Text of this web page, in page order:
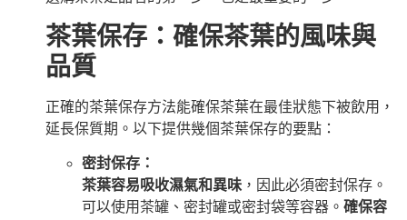
茶葉保存：確保茶葉的風味與
品質
正確的茶葉保存方法能確保茶葉在最佳狀態下被飲用，
延長保質期。以下提供幾個茶葉保存的要點：
密封保存：
茶葉容易吸收濕氣和異味 ，因此必須密封保存。
可以使用茶罐、密封罐或密封袋等容器。 確保容